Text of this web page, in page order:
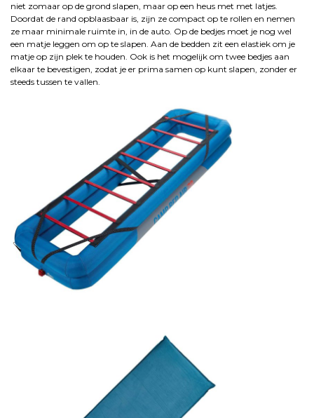
niet zomaar op de grond slapen, maar op een heus met met latjes.
Doordat de rand opblaasbaar is, zijn ze compact op te rollen en nemen
ze maar minimale ruimte in, in de auto. Op de bedjes moet je nog wel
een matje leggen om op te slapen. Aan de bedden zit een elastiek om je
matje op zijn plek te houden. Ook is het mogelijk om twee bedjes aan
elkaar te bevestigen, zodat je er prima samen op kunt slapen, zonder er
steeds tussen te vallen.